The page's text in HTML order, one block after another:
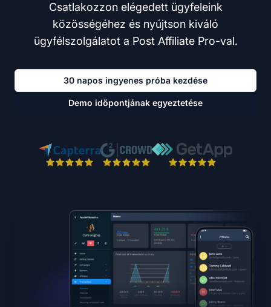
Csatlakozzon elégedett ügyfeleink
közösségéhez és nyújtson kiváló
ügyfélszolgálatot a Post Affiliate Pro-val.
30 napos ingyenes próba kezdése
Demo időpontjának egyeztetése